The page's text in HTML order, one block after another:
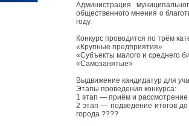
Администрация
общественного мнения о
году.
Конкурс проводится по трём
«Крупные предприятия»
«Субъекты малого и среднего
«Самозанятые»
Выдвижение кандидатур для
Этапы проведения конкурса:
1 этап — приём и
2 этап — подведение итогов
города ????